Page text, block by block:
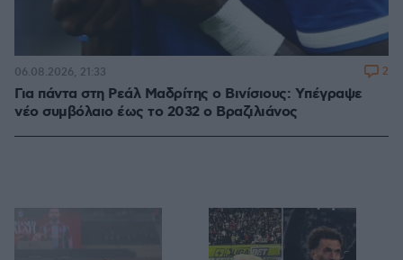
Για πάντα στη Ρεάλ Μαδρίτης ο Βινίσιους: Yπέγραψε
νέο συμβόλαιο έως το 2032 ο Βραζιλιάνος
06.08.2026, 21:33 2